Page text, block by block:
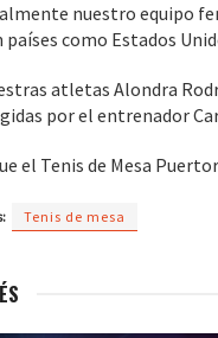
nuestro equipo
países como Estados
atletas Alondra
por el entrenador
el Tenis de Mesa
Tenis de mesa